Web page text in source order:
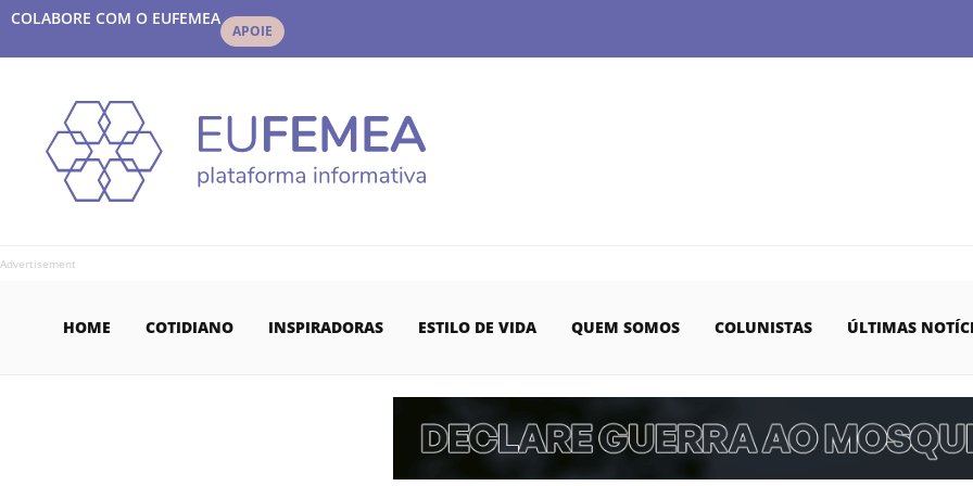
COLABORE COM O EUFEMEA
APOIE
Advertisement
HOME COTIDIANO INSPIRADORAS ESTILO DE VIDA QUEM SOMOS COLUNISTAS ÚLTIMAS